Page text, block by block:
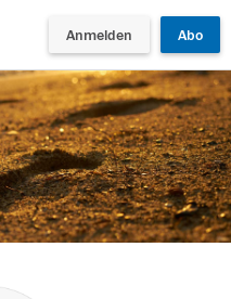
Anmelden Abo